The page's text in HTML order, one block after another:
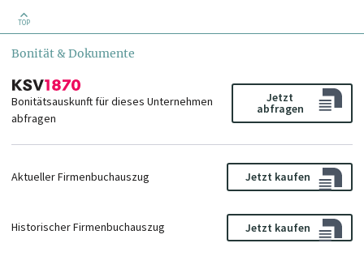
TOP
Bonität & Dokumente
Bonitätsauskunft für dieses Unternehmen
abfragen
Jetzt
abfragen
Aktueller Firmenbuchauszug Jetzt kaufen
Historischer Firmenbuchauszug Jetzt kaufen